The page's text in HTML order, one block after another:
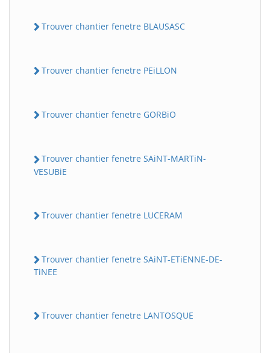
Trouver chantier fenetre BLAUSASC
Trouver chantier fenetre PEiLLON
Trouver chantier fenetre GORBiO
Trouver chantier fenetre SAiNT-MARTiN-
VESUBiE
Trouver chantier fenetre LUCERAM
Trouver chantier fenetre SAiNT-ETiENNE-DE-
TiNEE
Trouver chantier fenetre LANTOSQUE